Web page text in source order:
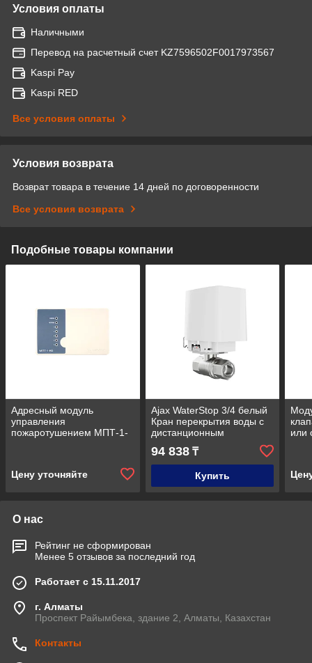
Условия оплаты
Наличными
Перевод на расчетный счет KZ7596502F0017973567
Kaspi Pay
Kaspi RED
Все условия оплаты
Условия возврата
Возврат товара в течение 14 дней по договоренности
Все условия возврата
Подобные товары компании
Адресный модуль
управления
пожаротушением МПТ-1-
Цену уточняйте
Ajax WaterStop 3/4 белый
Кран перекрытия воды с
дистанционным
управлением
94 838₸
Купить
или
О нас
Рейтинг не сформирован
Менее 5 отзывов за последний год
Работает с 15.11.2017
г. Алматы
Проспект Райымбека, здание 2, Алматы, Казахстан
Контакты